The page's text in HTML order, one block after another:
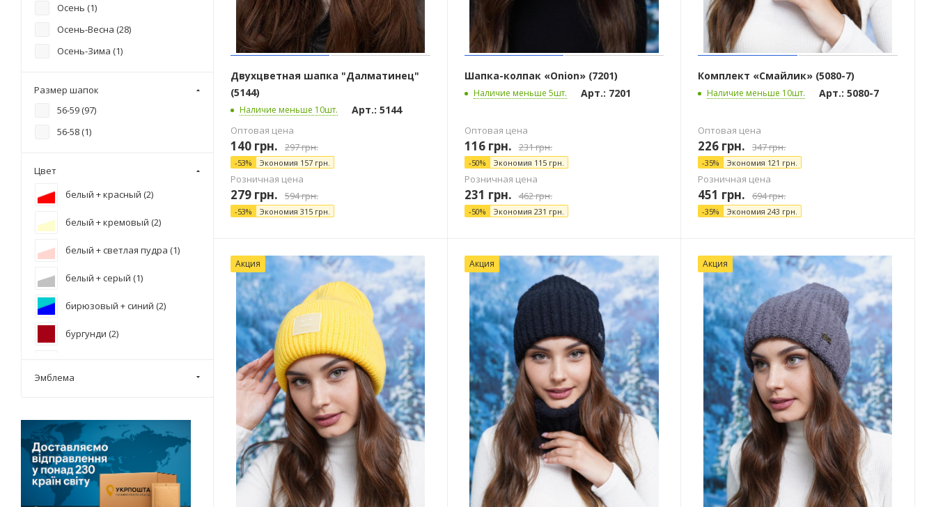
Двухцветная шапка "Далматинец"
(5144)
Наличие меньше 10шт. Арт.: 5144
Оптовая цена
140 грн. 297грн.
-53% Экономия 157 грн.
Розничная цена
279 грн. 594грн.
-53% Экономия 315 грн.
Шапка-колпак «Onion» (7201)
Наличие меньше 5шт. Арт.: 7201
Оптовая цена
116грн. 231грн.
-50% Экономия 115грн.
Розничная цена
231 грн. 462грн.
-50% Экономия 231 грн.
Комплект «Смайлик» (5080-7)
Наличие меньше 10шт. Арт.: 5080-7
Оптовая цена
226 грн. 347грн.
-35% Экономия 121 грн.
Розничная цена
451 грн. 694грн.
-35% Экономия243 грн.
Акция Акция Акция
шарф-снуд (
шарф-снуд, 130*28 (
шарф-снуд, 130*28см (
шарф-снуд, 140*30см (
Осень (1)
Осень-Весна (28)
Осень-Зима (1)
Размер шапок
56-59 (97)
56-58 (1)
Цвет
белый + красный (2)
белый + кремовый (2)
белый + светлая пудра (1)
белый + серый (1)
бирюзовый + синий (2)
бургунди (2)
джинсовый + бирюза деграде (1)
джинсовый + серебро (1
Эмблема